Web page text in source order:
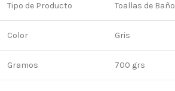
Tipo de Producto Toallas de Baño
Color Gris
Gramos 700 grs